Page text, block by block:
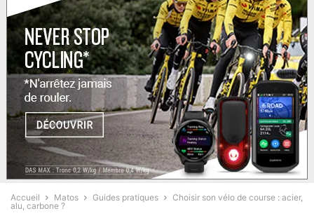
Accueil Matos Guides pratiques
Choisir son vélo de course : acier,
alu, carbone ?